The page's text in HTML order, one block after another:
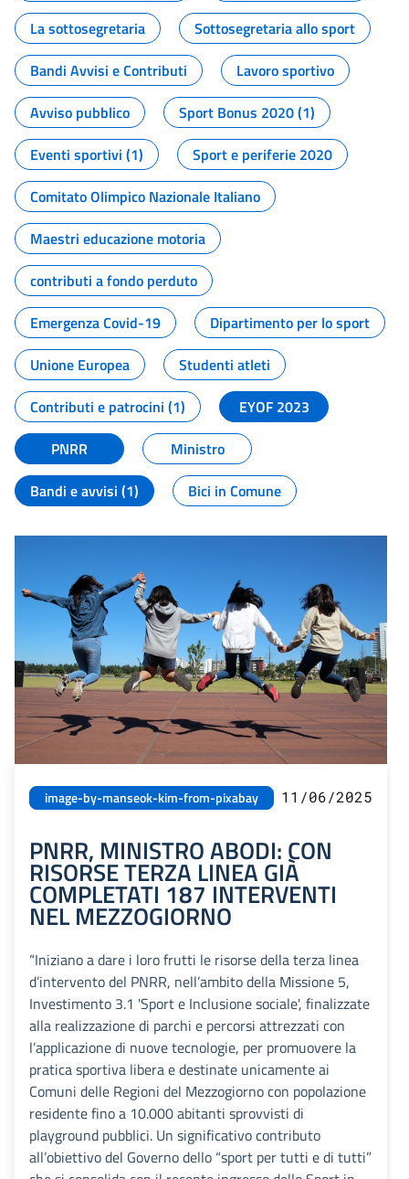
La sottosegretaria
Sottosegretaria allo sport
Bandi Avvisi e Contributi
Lavoro sportivo
Avviso pubblico
Sport Bonus 2020 (1)
Eventi sportivi (1)
Sport e periferie 2020
Comitato Olimpico Nazionale Italiano
Maestri educazione motoria
contributi a fondo perduto
Emergenza Covid-19
Dipartimento per lo sport
Unione Europea
Studenti atleti
Contributi e patrocini (1)
EYOF 2023
PNRR
Ministro
Bandi e avvisi (1)
Bici in Comune
image-by-manseok-kim-from-pixabay 11/06/2025
PNRR, MINISTRO ABODI: CON
RISORSE TERZA LINEA GIÀ
COMPLETATI 187 INTERVENTI
NEL MEZZOGIORNO
“Iniziano a dare i loro frutti le risorse della terza linea
d’intervento del PNRR, nell’ambito della Missione 5,
Investimento 3.1 'Sport e Inclusione sociale', finalizzate
alla realizzazione di parchi e percorsi attrezzati con
l’applicazione di nuove tecnologie, per promuovere la
pratica sportiva libera e destinate unicamente ai
Comuni delle Regioni del Mezzogiorno con popolazione
residente fino a 10.000 abitanti sprovvisti di
playground pubblici. Un significativo contributo
all’obiettivo del Governo dello “sport per tutti e di tutti”